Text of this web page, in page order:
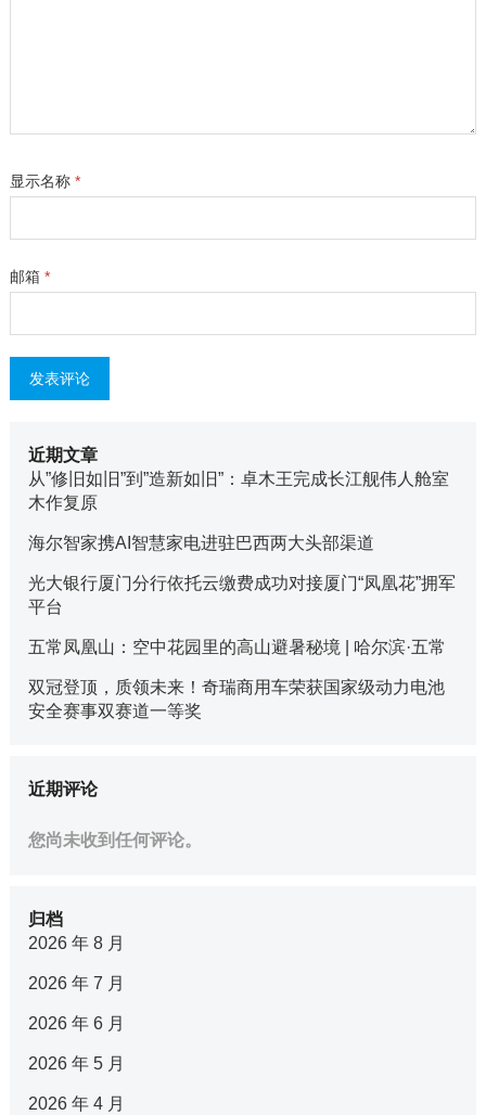
显示名称 *
邮箱 *
近期文章
从”修旧如旧”到”造新如旧”：卓木王完成长江舰伟人舱室
木作复原
海尔智家携AI智慧家电进驻巴西两大头部渠道
光大银行厦门分行依托云缴费成功对接厦门“凤凰花”拥军
平台
五常凤凰山：空中花园里的高山避暑秘境 | 哈尔滨·五常
双冠登顶，质领未来！奇瑞商用车荣获国家级动力电池
安全赛事双赛道一等奖
近期评论
您尚未收到任何评论。
归档
2026 年 8 月
2026 年 7 月
2026 年 6 月
2026 年 5 月
2026 年 4 月